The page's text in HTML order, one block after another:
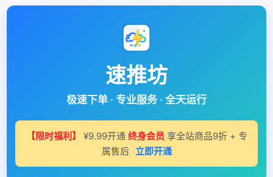
速推坊
极速下单 · 专业服务 · 全天运行
【限时福利】 ¥9.99开通 终身会员 享全站商品9折 + 专
属售后 立即开通